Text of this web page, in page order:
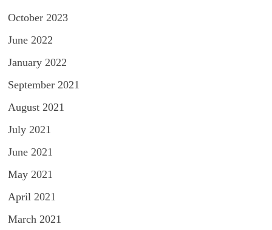
October 2023
June 2022
January 2022
September 2021
August 2021
July 2021
June 2021
May 2021
April 2021
March 2021